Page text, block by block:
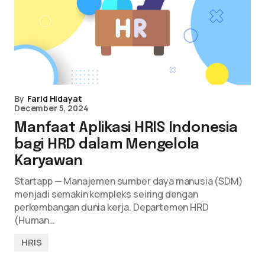
By Farid Hidayat
December 5, 2024
Manfaat Aplikasi HRIS Indonesia
bagi HRD dalam Mengelola
Karyawan
Startapp — Manajemen sumber daya manusia (SDM)
menjadi semakin kompleks seiring dengan
perkembangan dunia kerja. Departemen HRD
(Human…
HRIS